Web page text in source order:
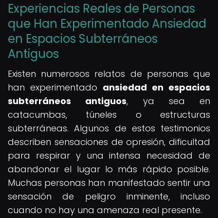
Experiencias Reales de Personas
que Han Experimentado Ansiedad
en Espacios Subterráneos
Antiguos
Existen numerosos relatos de personas que
han experimentado ansiedad en espacios
subterráneos antiguos, ya sea en
catacumbas, túneles o estructuras
subterráneas. Algunos de estos testimonios
describen sensaciones de opresión, dificultad
para respirar y una intensa necesidad de
abandonar el lugar lo más rápido posible.
Muchas personas han manifestado sentir una
sensación de peligro inminente, incluso
cuando no hay una amenaza real presente.